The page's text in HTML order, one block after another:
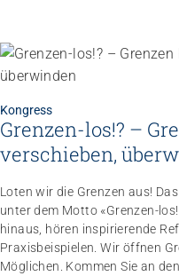
Kongress
Grenzen-los!? –
verschieben,
Loten wir die Grenzen aus!
unter dem Motto «Grenzen-
hinaus, hören inspirierende
Praxisbeispielen. Wir öffnen
Möglichen. Kommen Sie an